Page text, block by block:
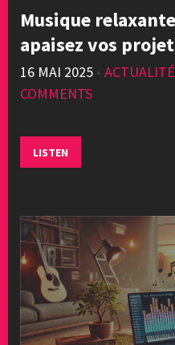
Musique
apaisez vos
16 MAI 2025 •
COMMENTS
LISTEN